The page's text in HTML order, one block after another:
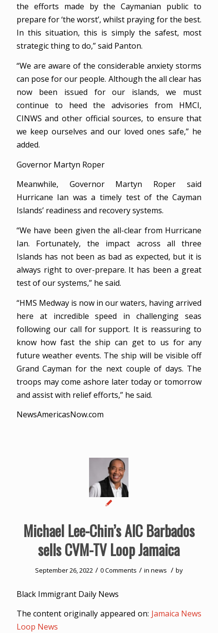
the efforts made by the Caymanian public to
prepare for ‘the worst’, whilst praying for the best.
In this situation, this is simply the safest, most
strategic thing to do,” said Panton.
“We are aware of the considerable anxiety storms
can pose for our people. Although the all clear has
now been issued for our islands, we must
continue to heed the advisories from HMCI,
CINWS and other official sources, to ensure that
we keep ourselves and our loved ones safe,” he
added.
Governor Martyn Roper
Meanwhile, Governor Martyn Roper said
Hurricane Ian was a timely test of the Cayman
Islands’ readiness and recovery systems.
“We have been given the all-clear from Hurricane
Ian. Fortunately, the impact across all three
Islands has not been as bad as expected, but it is
always right to over-prepare. It has been a great
test of our systems,” he said.
“HMS Medway is now in our waters, having arrived
here at incredible speed in challenging seas
following our call for support. It is reassuring to
know how fast the ship can get to us for any
future weather events. The ship will be visible off
Grand Cayman for the next couple of days. The
troops may come ashore later today or tomorrow
and assist with relief efforts,” he said.
NewsAmericasNow.com
Michael Lee-Chin’s AIC Barbados
sells CVM-TV Loop Jamaica
September 26, 2022 / 0 Comments / in news / by
Black Immigrant Daily News
The content originally appeared on: Jamaica News
Loop News